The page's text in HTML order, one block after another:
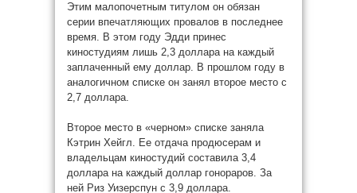
Этим малопочетным титулом он обязан
серии впечатляющих провалов в последнее
время. В этом году Эдди принес
киностудиям лишь 2,3 доллара на каждый
заплаченный ему доллар. В прошлом году в
аналогичном списке он занял второе место с
2,7 доллара.
Второе место в «черном» списке заняла
Кэтрин Хейгл. Ее отдача продюсерам и
владельцам киностудий составила 3,4
доллара на каждый доллар гонораров. За
ней Риз Уизерспун с 3,9 доллара.